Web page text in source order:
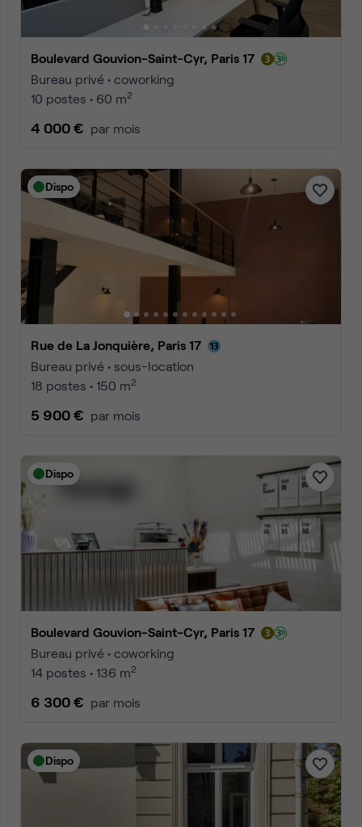
Boulevard Gouvion-Saint-Cyr, Paris 17
Bureau privé • coworking
10 postes • 60 m2
4 000 € par mois
Dispo
Rue de La Jonquière, Paris 17
Bureau privé • sous-location
18 postes • 150 m2
5 900 € par mois
Dispo
Boulevard Gouvion-Saint-Cyr, Paris 17
Bureau privé • coworking
14 postes • 136 m2
6 300 € par mois
Dispo